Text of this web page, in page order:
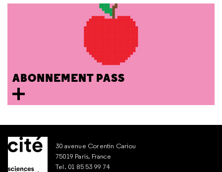
ABONNEMENT PASS
30 avenue Corentin Cariou
75019 Paris, France
Tel. 01 85 53 99 74